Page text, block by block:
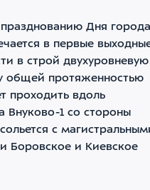
Дня
в первые
в строй двухуровневую
общей протяженностью
проходить вдоль
Внуково-1 со стороны
с
Боровское и Киевское